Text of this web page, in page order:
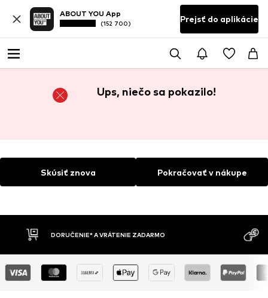
ABOUT YOU App
(152 700) Prejsť do aplikácie
Ups, niečo sa pokazilo!
Skúsiť znova Pokračovať v nákupe
DORUČENIE* A VRÁTENIE ZADARMO